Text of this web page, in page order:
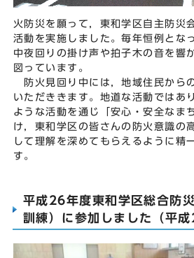
火防災を願って，東和学区自主防災
活動を実施しました。毎年恒例とな
中夜回りの掛け声や拍子木の音を響
図っています。
防火見回り中には，地域住民から
いただききます。地道な活動ではあ
ような活動を通じ「安心・安全なま
け，東和学区の皆さんの防火意識の
して理解を深めてもらえるように精
す。
平成26年度東和学区総合防
訓練）に参加しました（平